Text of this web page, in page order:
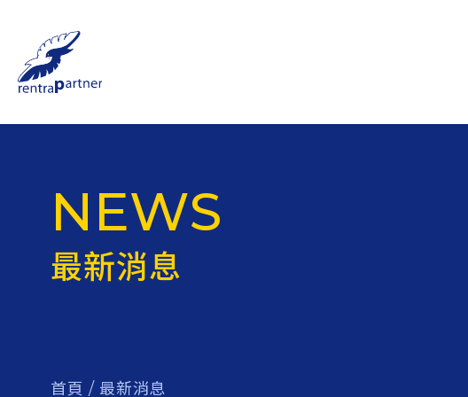
NEWS
最新消息
首頁 / 最新消息